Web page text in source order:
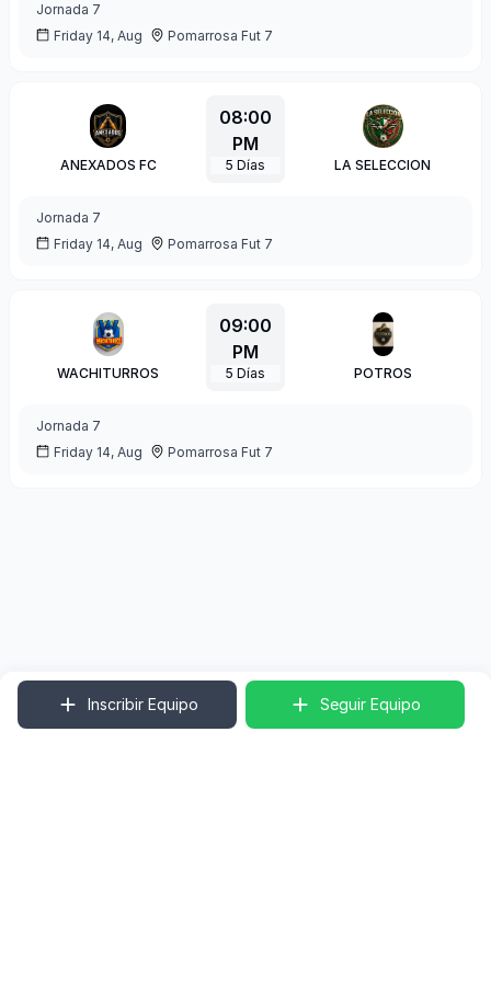
Jornada 7
Friday 14, Aug
Pomarrosa Fut 7
ANEXADOS FC
08:00
PM
5 Días LA SELECCION
Jornada 7
Friday 14, Aug
Pomarrosa Fut 7
WACHITURROS
09:00
PM
5 Días POTROS
Jornada 7
Friday 14, Aug
Pomarrosa Fut 7
Inscribir Equipo Seguir Equipo